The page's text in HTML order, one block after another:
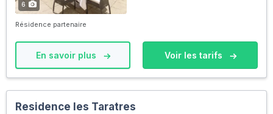
6
Résidence partenaire
En savoir plus Voir les tarifs
Residence les Taratres